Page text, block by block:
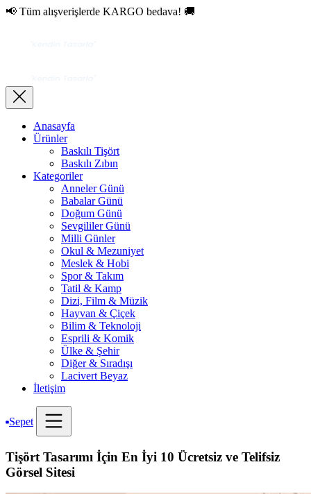
📢 Tüm alışverişlerde KARGO bedava! 🚚
Anasayfa
Ürünler
Baskılı Tişört
Baskılı Zıbın
Kategoriler
Anneler Günü
Babalar Günü
Doğum Günü
Sevgililer Günü
Milli Günler
Okul & Mezuniyet
Meslek & Hobi
Spor & Takım
Tatil & Kamp
Dizi, Film & Müzik
Hayvan & Çiçek
Bilim & Teknoloji
Esprili & Komik
Ülke & Şehir
Diğer & Sıradışı
Lacivert Beyaz
İletişim
Sepet
Tişört Tasarımı İçin En İyi 10 Ücretsiz ve Telifsiz
Görsel Sitesi